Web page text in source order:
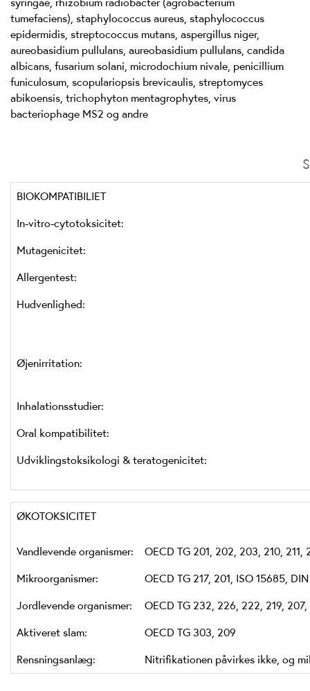
tumefaciens), staphylococcus aureus, staphylococcus
epidermidis, streptococcus mutans, aspergillus niger,
aureobasidium pullulans, aureobasidium pullulans, candida
albicans, fusarium solani, microdochium nivale, penicillium
funiculosum, scopulariopsis brevicaulis, streptomyces
abikoensis, trichophyton mentagrophytes, virus
bacteriophage MS2 og andre
BIOKOMPATIBILIET
In-vitro-cytotoksicitet:
Mutagenicitet:
Allergentest:
Hudvenlighed:
Øjenirritation:
Inhalationsstudier:
Oral kompatibilitet:
Udviklingstoksikologi & teratogenicitet:
ØKOTOKSICITET
Vandlevende organismer: OECD TG 201, 202, 203, 210, 211,
Mikroorganismer: OECD TG 217, 201, ISO 15685,
Jordlevende organismer: OECD TG 232, 226, 222, 219, 207,
Aktiveret slam: OECD TG 303, 209
Rensningsanlæg: Nitrifikationen påvirkes ikke, og